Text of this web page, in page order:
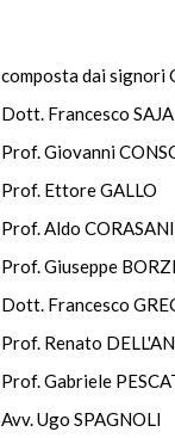
composta dai signori
Dott. Francesco
Prof. Giovanni
Prof. Ettore GALLO
Prof. Aldo
Prof. Giuseppe
Dott. Francesco
Prof. Renato
Prof. Gabriele
Avv. Ugo SPAGNOLI